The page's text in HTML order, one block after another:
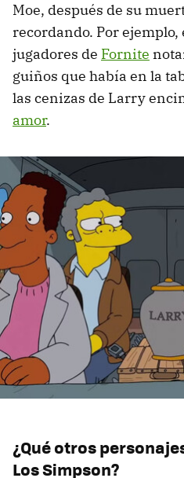
Moe, después de su
recordando. Por
jugadores de Fornite
guiños que había en la
las cenizas de Larry
amor.
¿Qué otros
Los Simpson?